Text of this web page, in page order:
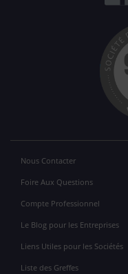
Nous Contacter
Foire Aux Questions
Compte Professionnel
Le Blog pour les Entreprises
Liens Utiles pour les Sociétés
Liste des Greffes